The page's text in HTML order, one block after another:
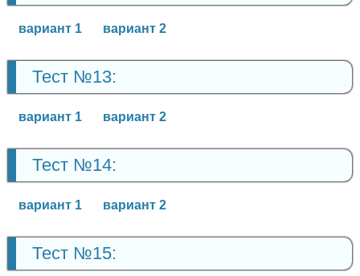
вариант 1 вариант 2
Тест №13:
вариант 1 вариант 2
Тест №14:
вариант 1 вариант 2
Тест №15: